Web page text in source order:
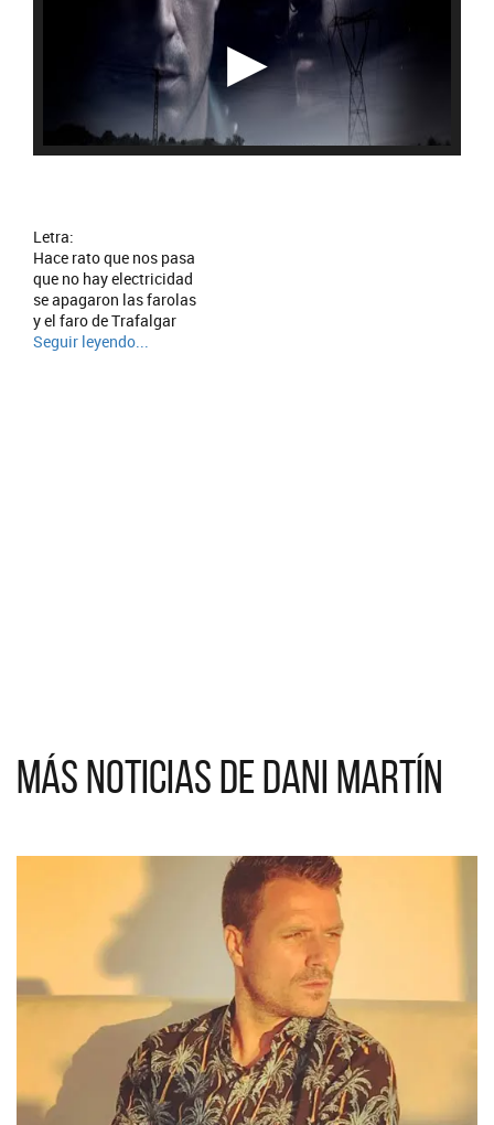
Letra:
Hace rato que nos pasa
que no hay electricidad
se apagaron las farolas
y el faro de Trafalgar
Seguir leyendo...
Más noticias de Dani Martín